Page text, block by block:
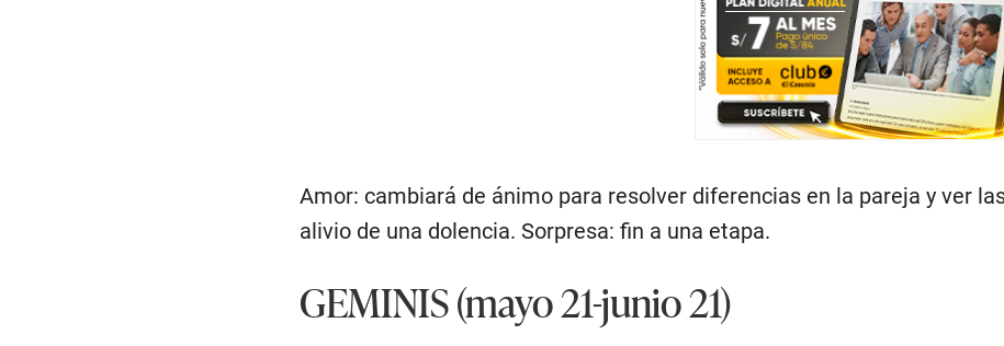
Amor: cambiará de ánimo para resolver diferencias en la pareja y ver
alivio de una dolencia. Sorpresa: fin a una etapa.
GEMINIS (mayo 21-junio 21)